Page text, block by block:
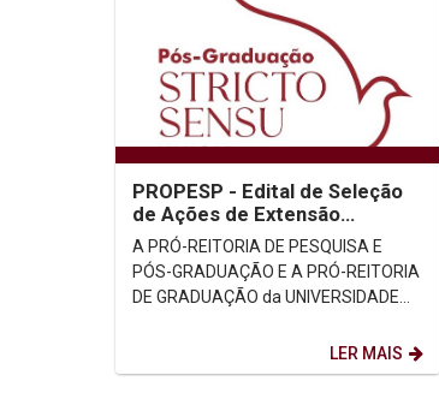
PROPESP - Edital de Seleção
de Ações de Extensão
PROEXT-PG/CAPES
A PRÓ-REITORIA DE PESQUISA E
PÓS-GRADUAÇÃO E A PRÓ-REITORIA
DE GRADUAÇÃO da UNIVERSIDADE
público a coordenadores e
professores...
LER MAIS